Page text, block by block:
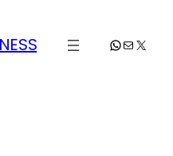
WhatsApp
Email
X